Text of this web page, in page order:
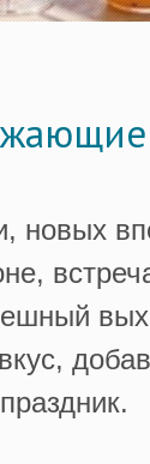
новых